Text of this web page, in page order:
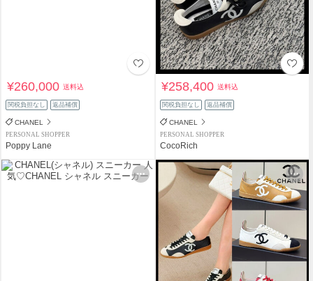
¥260,000送料込
関税負担なし 返品補償
CHANEL
PERSONAL SHOPPER
Poppy Lane
¥258,400送料込
関税負担なし 返品補償
CHANEL
PERSONAL SHOPPER
CocoRich